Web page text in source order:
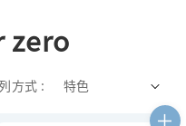
zero
方式 :